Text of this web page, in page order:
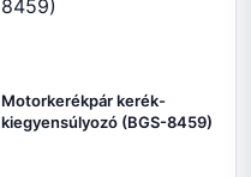
Motorkerékpár kerék-
kiegyensúlyozó (BGS-8459)